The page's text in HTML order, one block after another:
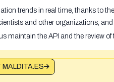
trends in real time, thanks to
and other organizations,
maintain the API and the review of